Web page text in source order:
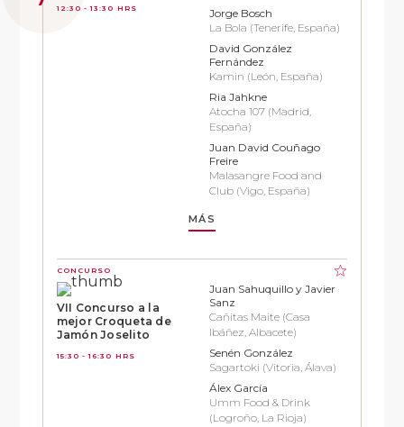
12:30 - 13:30 HRS
Jorge Bosch
La Bola (Tenerife, España)
David González
Fernández
Kamin (León, España)
Ria Jahkne
Atocha 107 (Madrid,
España)
Juan David Couñago
Freire
Malasangre Food and
Club (Vigo, España)
MÁS
CONCURSO
VII Concurso a la
mejor Croqueta de
Jamón Joselito
15:30 - 16:30 HRS
Juan Sahuquillo y Javier
Sanz
Cañitas Maite (Casa
Ibáñez, Albacete)
Senén González
Sagartoki (Vitoria, Álava)
Álex García
Umm Food & Drink
(Logroño, La Rioja)